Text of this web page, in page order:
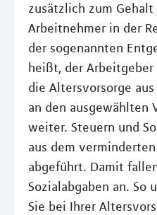
zusätzlich zum
Arbeitnehmer in der
der sogenannten
heißt, der
die Altersvorsorge
an den ausgewählten
weiter. Steuern und
aus dem
abgeführt. Damit
Sozialabgaben an. So
Sie bei Ihrer